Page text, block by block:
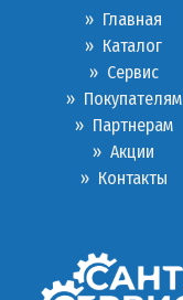
» Главная
» Каталог
» Сервис
» Покупателям
» Партнерам
» Акции
» Контакты